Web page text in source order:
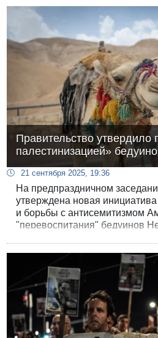
«Подождите».
Правительство утвердило
палестинизацией»
21 сентября 2025, 19:36
На предпраздничном
утверждена новая
и борьбы с антисемитизмом
"перевоспитания" бедуинов